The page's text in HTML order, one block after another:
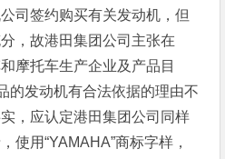
签约购买有关发动机，但
，故港田集团公司主张在
摩托车生产企业及产品目
的发动机有合法依据的理由不
，应认定港田集团公司同样
使用“YAMAHA”商标字样，